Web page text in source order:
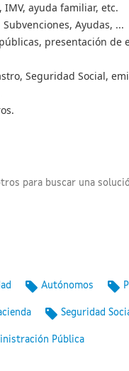
ayuda familiar, etc.
Ayudas, ...
presentación de
Seguridad Social,
para buscar una
Autónomos
Seguridad
Pública